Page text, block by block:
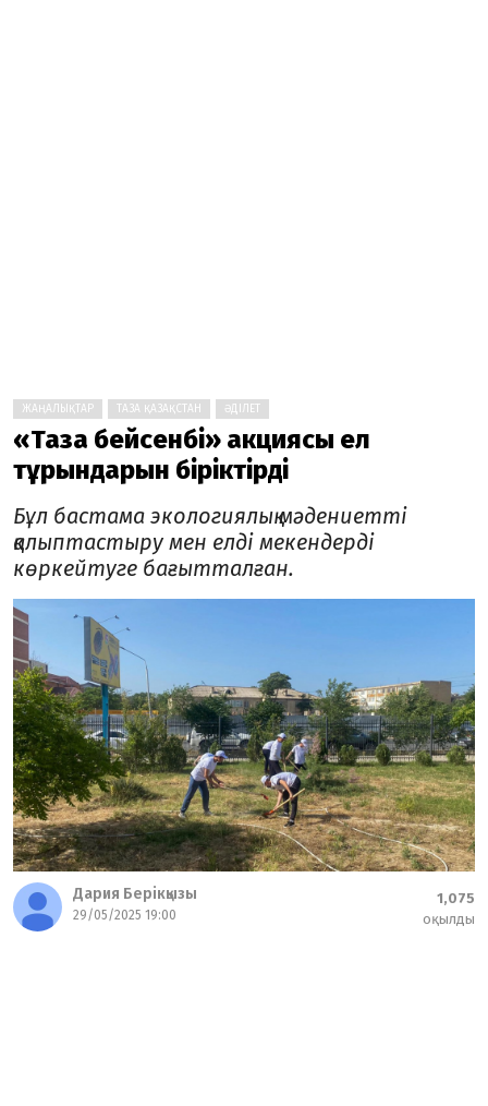
ЖАҢАЛЫҚТАР ТАЗА ҚАЗАҚСТАН ӘДІЛЕТ
«Таза бейсенбі» акциясы ел
тұрғындарын біріктірді
Бұл бастама экологиялық мәдениетті
қалыптастыру мен елді мекендерді
көркейтуге бағытталған.
Дария Берікқызы
29/05/2025 19:00
1,075
оқылды